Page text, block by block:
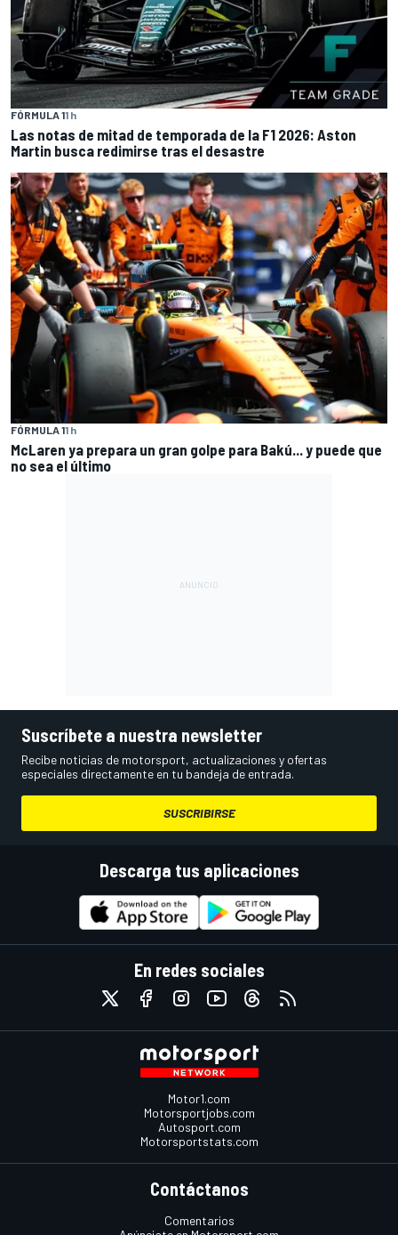
FÓRMULA 11 h
Las notas de mitad de temporada de la F1 2026: Aston
Martin busca redimirse tras el desastre
FÓRMULA 11 h
McLaren ya prepara un gran golpe para Bakú... y puede que
no sea el último
Suscríbete a nuestra newsletter
Recibe noticias de motorsport, actualizaciones y ofertas
especiales directamente en tu bandeja de entrada.
SUSCRIBIRSE
Descarga tus aplicaciones
En redes sociales
Motor1.com
Motorsportjobs.com
Autosport.com
Motorsportstats.com
Contáctanos
Comentarios